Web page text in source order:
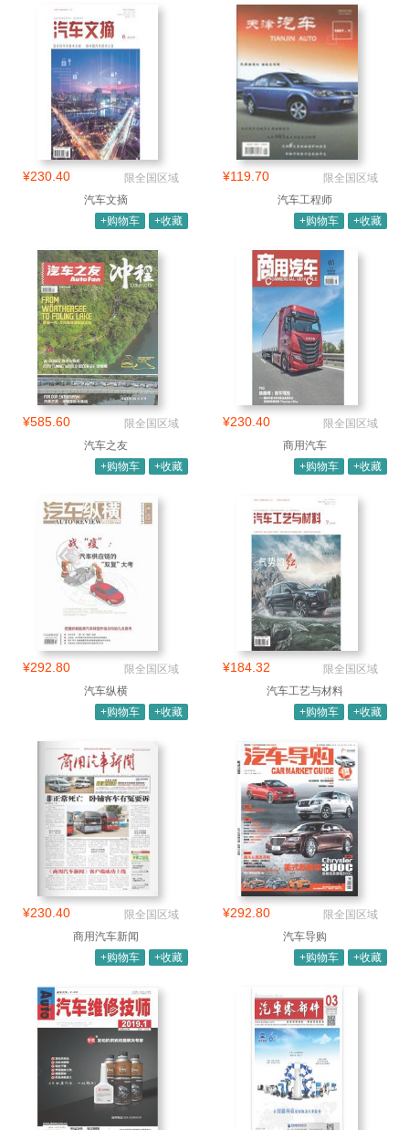
¥230.40
限全国区域
汽车文摘
+购物车
+收藏
¥119.70
限全国区域
汽车工程师
+购物车
+收藏
¥585.60
限全国区域
汽车之友
+购物车
+收藏
¥230.40
限全国区域
商用汽车
+购物车
+收藏
¥292.80
限全国区域
汽车纵横
+购物车
+收藏
¥184.32
限全国区域
汽车工艺与材料
+购物车
+收藏
¥230.40
限全国区域
商用汽车新闻
+购物车
+收藏
¥292.80
限全国区域
汽车导购
+购物车
+收藏